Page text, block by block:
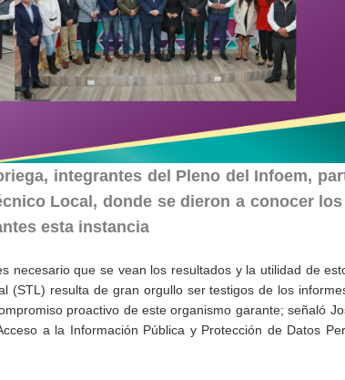
integrantes del Pleno del Infoem,
Local, donde se dieron a conocer
esta instancia
necesario que se vean los resultados y la utilidad de
(STL) resulta de gran orgullo ser testigos de los
proactivo de este organismo garante; señaló
a la Información Pública y Protección de Datos